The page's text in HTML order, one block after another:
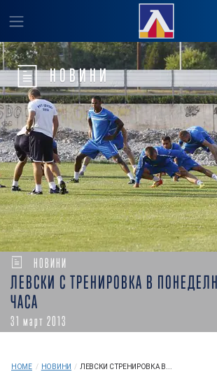
НОВИНИ
НОВИНИ
ЛЕВСКИ С ТРЕНИРОВКА В
ЧАСА
31 март 2013
HOME / НОВИНИ / ЛЕВСКИ С ТРЕНИРОВКА В...